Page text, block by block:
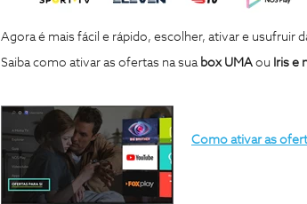
Agora é mais fácil e rápido, escolher, ativar e usufruir
Saiba como ativar as ofertas na sua box UMA ou Iris e
Como ativar as